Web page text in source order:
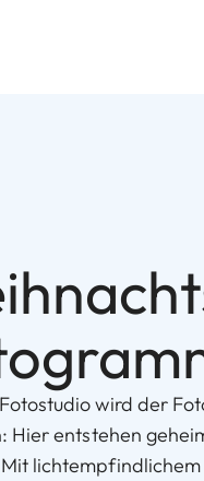
wird der
Hier entstehen